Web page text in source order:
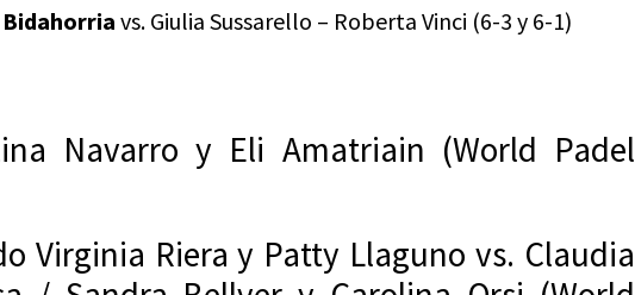
vs. Giulia Sussarello – Roberta Vinci (6-3 y 6-1)
Navarro y Eli Amatriain (World Padel
Virginia Riera y Patty Llaguno vs. Claudia